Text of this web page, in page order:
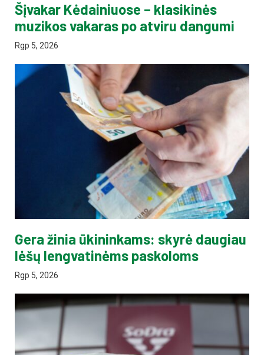
Šįvakar Kėdainiuose – klasikinės
muzikos vakaras po atviru dangumi
Rgp 5, 2026
Gera žinia ūkininkams: skyrė daugiau
lėšų lengvatinėms paskoloms
Rgp 5, 2026